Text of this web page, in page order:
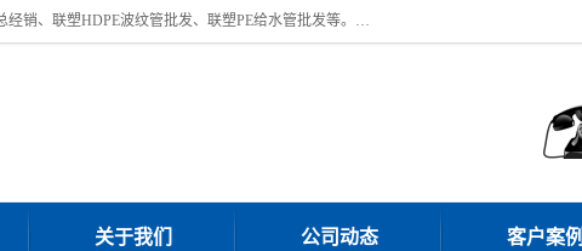
深圳市宝安区沙井街道浩丰胶管商行主营产品：联塑批发、联塑管批发、联塑总代理、联塑总经销、联塑HDPE波纹管批发、联塑PE给水管批发等。凭借服务以及多年的勤奋拼搏，发展成为一家销售各种管材管件，绝缘电工套管及配件等系列产品的贸易公司。公司秉承“顾客至上，锐意进取”的经营理念，坚持“客户至上”原则为广大客户提供的服务。欢迎惠顾！
关于我们 公司动态 客户案例